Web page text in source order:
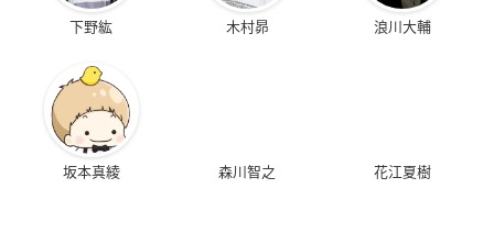
“コラボフード＋コラボスイーツ＋コ
ラボドリンク”の3点をご注文ごとに
「三角POP」をランダムで1枚お渡し
します。
下野紘 木村昴 浪川大輔
坂本真綾 森川智之 花江夏樹